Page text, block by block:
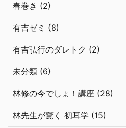
春巻き (2)
有吉ゼミ (8)
有吉弘行のダレトク (2)
未分類 (6)
林修の今でしょ！講座 (28)
林先生が驚く 初耳学 (15)